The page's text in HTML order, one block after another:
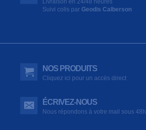
Livraison en 24/48 heures
Suivi colis par Geodis Calberson
NOS PRODUITS
Cliquez ici pour un accès direct
ÉCRIVEZ-NOUS
Nous répondons à votre mail sous 48h